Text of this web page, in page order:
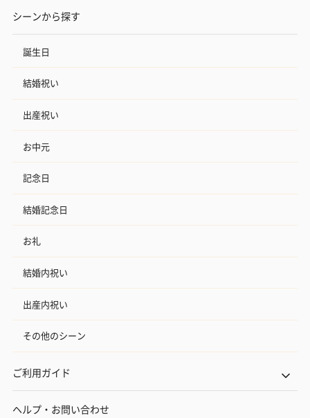
シーンから探す
誕生日
結婚祝い
出産祝い
お中元
記念日
結婚記念日
お礼
結婚内祝い
出産内祝い
その他のシーン
ご利用ガイド
ヘルプ・お問い合わせ